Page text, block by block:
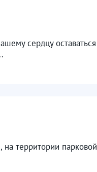
сердцу оставаться
на территории парковой